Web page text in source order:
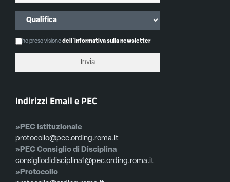
ho preso visionedell'informativa sulla newsletter
Indirizzi Email e PEC
»PEC istituzionale
protocollo@pec.ording.roma.it
»PEC Consiglio di Disciplina
consigliodidisciplina1@pec.ording.roma.it
»Protocollo